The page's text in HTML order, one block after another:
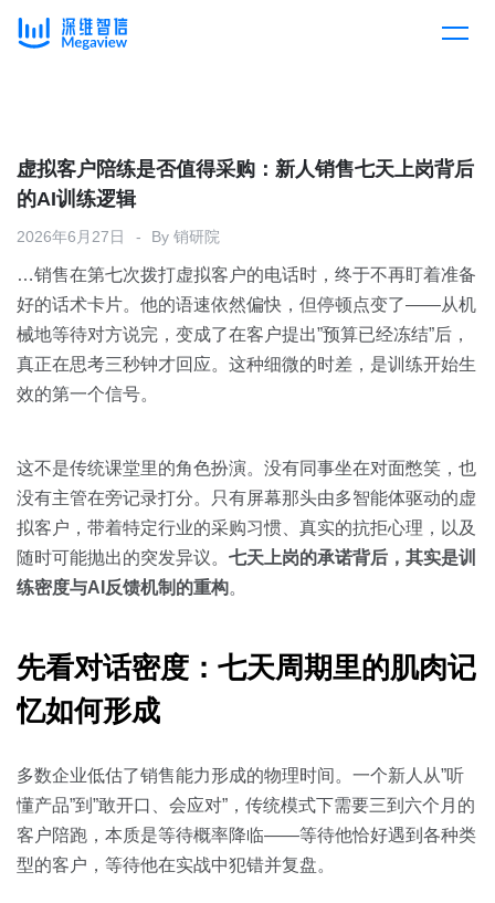
产品总览
产品集成
下载客户端
解决方案
按行业
消费医疗
教育
汽车
房地产
金融
按业务场景
交易跟进
客户案例
开放平台
定价
资源中心
全部
销售会话智能
关于我们
预约演示
虚拟客户陪练是否值得采购：新人销售七天上岗背后
的AI训练逻辑
2026年6月27日 By 销研院
…销售在第七次拨打虚拟客户的电话时，终于不再盯着准备
好的话术卡片。他的语速依然偏快，但停顿点变了——从机
械地等待对方说完，变成了在客户提出”预算已经冻结”后，
真正在思考三秒钟才回应。这种细微的时差，是训练开始生
效的第一个信号。
这不是传统课堂里的角色扮演。没有同事坐在对面憋笑，也
没有主管在旁记录打分。只有屏幕那头由多智能体驱动的虚
拟客户，带着特定行业的采购习惯、真实的抗拒心理，以及
随时可能抛出的突发异议。 七天上岗的承诺背后，其实是训
练密度与AI反馈机制的重构。
先看对话密度：七天周期里的肌肉记
忆如何形成
多数企业低估了销售能力形成的物理时间。一个新人从”听
懂产品”到”敢开口、会应对”，传统模式下需要三到六个月的
客户陪跑，本质是等待概率降临——等待他恰好遇到各种类
型的客户，等待他在实战中犯错并复盘。